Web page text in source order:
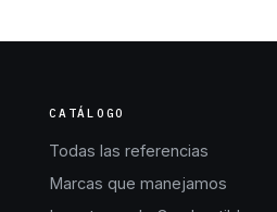
CATÁLOGO
Todas las referencias
Marcas que manejamos